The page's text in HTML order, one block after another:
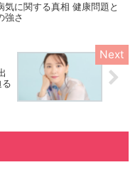
気に関する真相 健康問題と
強さ